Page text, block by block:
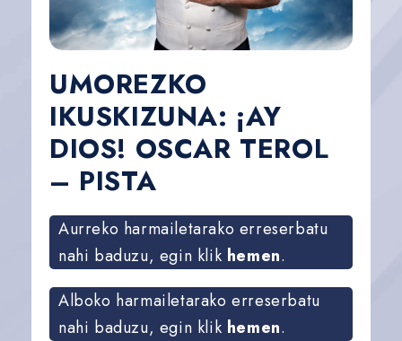
UMOREZKO
IKUSKIZUNA: ¡AY
DIOS! OSCAR TEROL
– PISTA
Aurreko harmailetarako erreserbatu
nahi baduzu, egin klik hemen.
Alboko harmailetarako erreserbatu
nahi baduzu, egin klik hemen.